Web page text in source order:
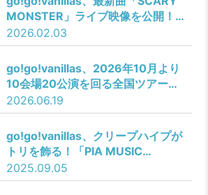
MONSTER」ライブ映像を公開！
『SCARY MONSTERS TOUR
2025-2026』アリーナ編の先着販
売が決定！
2026.02.03
go!go!vanillas、2026年10月より
10会場20公演を回る全国ツアー
『go!go!vanillas presents「ぼくら
のタイマン上等ツアー」』対バンア
ーティストを一斉解禁！
2026.06.19
go!go!vanillas、クリープハイプが
トリを飾る！「PIA MUSIC
COMPLEX 2025」ぴあフェス タイ
ムテーブルを発表！
2025.09.05